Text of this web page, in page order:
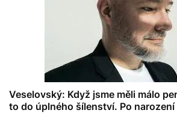
Veselovský: Když jsme měli málo
to do úplného šílenství. Po narození